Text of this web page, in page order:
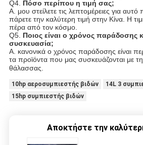
Q4. Πόσο περίπου η τιμή σας;
Α. μου στείλετε τις λεπτομέρειες για
πάρετε την καλύτερη τιμή στην Κίνα. Η
πέρα από τον κόσμο.
Q5. Ποιος είναι ο χρόνος παράδοσης
συσκευασία;
Α. κανονικά ο χρόνος παράδοσης είναι
τα προϊόντα που μας συσκευάζονται με
θάλασσας.
10hp αεροσυμπιεστής βιδών
14L 3
15hp συμπιεστής βιδών
Αποκτήστε την